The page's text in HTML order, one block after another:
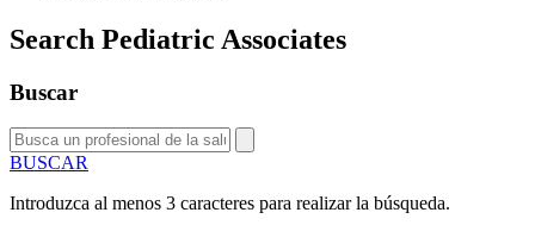
Search Pediatric Associates
Buscar
BUSCAR
Introduzca al menos 3 caracteres para realizar la búsqueda.